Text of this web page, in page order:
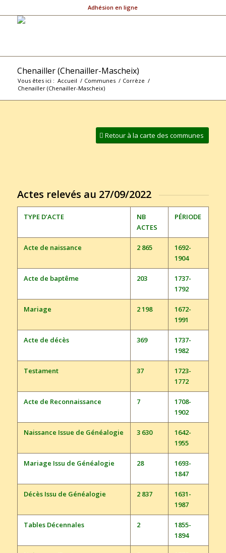
Adhésion en ligne
Chenailler (Chenailler-Mascheix)
Vous êtes ici : Accueil / Communes / Corrèze /
Chenailler (Chenailler-Mascheix)
Retour à la carte des communes
Actes relevés au 27/09/2022
TYPE D’ACTE
NB
ACTES
PÉRIODE
Acte de naissance 2 865
1692-
1904
Acte de baptême 203
1737-
1792
Mariage 2 198
1672-
1991
Acte de décès 369
1737-
1982
Testament 37
1723-
1772
Acte de Reconnaissance 7
1708-
1902
Naissance Issue de Généalogie 3 630
1642-
1955
Mariage Issu de Généalogie 28
1693-
1847
Décès Issu de Généalogie 2 837
1631-
1987
Tables Décennales 2
1855-
1894